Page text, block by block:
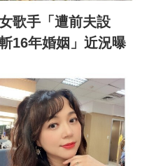
歌手「遭前夫設
16年婚姻」近況曝